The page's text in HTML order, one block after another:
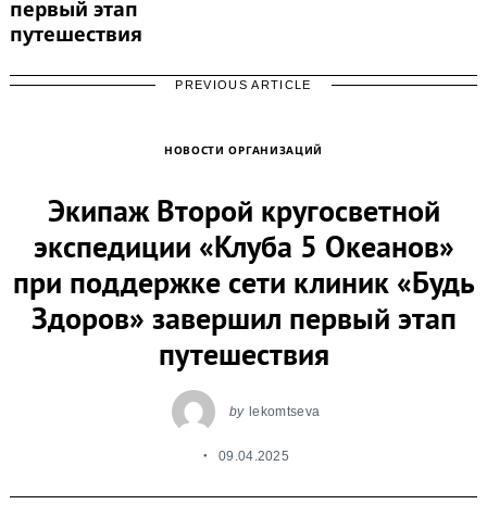
первый этап
путешествия
PREVIOUS ARTICLE
НОВОСТИ ОРГАНИЗАЦИЙ
Экипаж Второй кругосветной
экспедиции «Клуба 5 Океанов»
при поддержке сети клиник «Будь
Здоров» завершил первый этап
путешествия
by lekomtseva
09.04.2025
for: